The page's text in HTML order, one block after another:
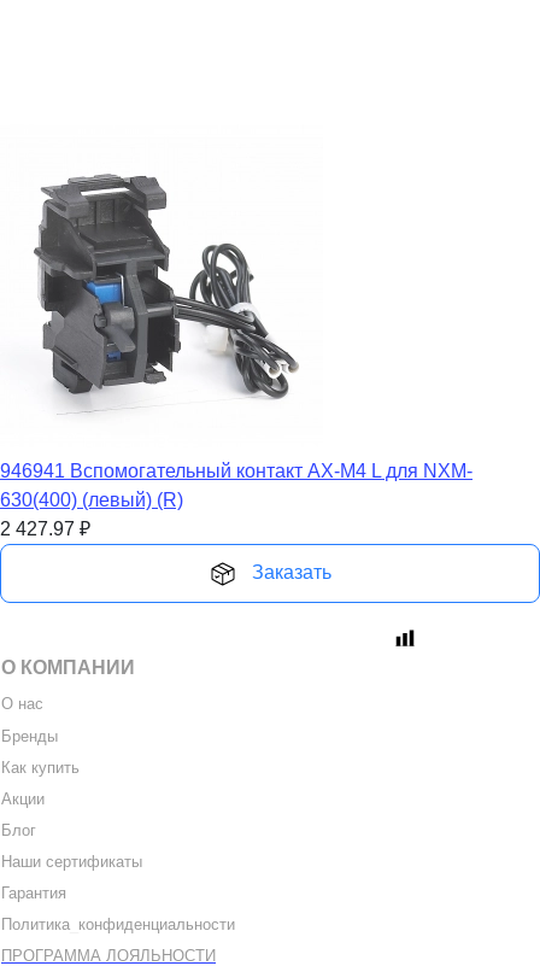
946941 Вспомогательный контакт AX-M4 L для NXM-
630(400) (левый) (R)
2 427.97 ₽
Заказать
О КОМПАНИИ
О нас
Бренды
Как купить
Акции
Блог
Наши сертификаты
Гарантия
Политика конфиденциальности
ПРОГРАММА ЛОЯЛЬНОСТИ